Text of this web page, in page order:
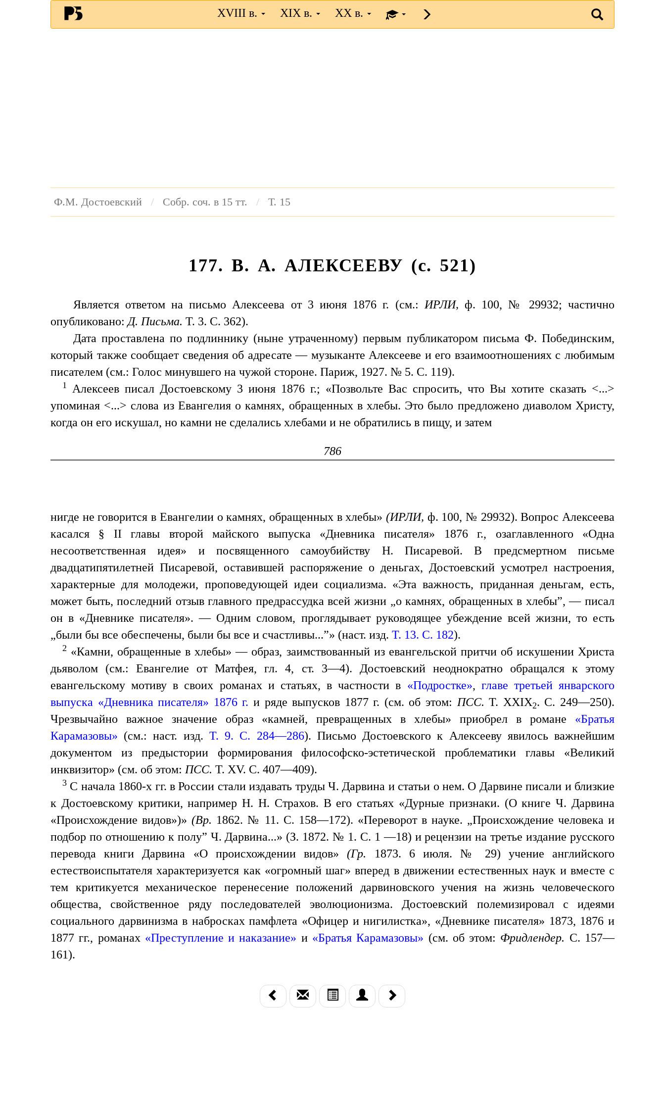
XVIII в. XIX в. XX в.
Ф.М. Достоевский Собр. соч. в 15 тт. Т. 15
177. В. А. АЛЕКСЕЕВУ (с. 521)
Является ответом на письмо Алексеева от 3 июня 1876 г. (см.: ИРЛИ,ф. 100, № 29932; частично
опубликовано: Д. Письма. Т. 3. С. 362).
Дата проставлена по подлиннику (ныне утраченному) первым публикатором письма Ф. Побединским,
который также сообщает сведения об адресате — музыканте Алексееве и его взаимоотношениях с любимым
писателем (см.: Голос минувшего на чужой стороне. Париж, 1927. № 5. С. 119).
1
Алексеев писал Достоевскому 3 июня 1876 г.; «Позвольте Вас спросить, что Вы хотите сказать <...>
упоминая <...> слова из Евангелия о камнях, обращенных в хлебы. Это было предложено диаволом Христу,
когда он его искушал, но камни не сделались хлебами и не обратились в пищу, и затем
786
нигде не говорится в Евангелии о камнях, обращенных в хлебы»(ИРЛИ, ф. 100, № 29932). Вопрос Алексеева
касался § II главы второй майского выпуска «Дневника писателя» 1876 г., озаглавленного «Одна
несоответственная идея» и посвященного самоубийству Н. Писаревой. В предсмертном письме
двадцатипятилетней Писаревой, оставившей распоряжение о деньгах, Достоевский усмотрел настроения,
характерные для молодежи, проповедующей идеи социализма. «Эта важность, приданная деньгам, есть,
может быть, последний отзыв главного предрассудка всей жизни „о камнях, обращенных в хлебы”, — писал
он в «Дневнике писателя». — Одним словом, проглядывает руководящее убеждение всей жизни, то есть
„были бы все обеспечены, были бы все и счастливы...”» (наст. изд. Т. 13. С. 182).
2 «Камни, обращенные в хлебы» — образ, заимствованный из евангельской притчи об искушении Христа
дьяволом (см.: Евангелие от Матфея, гл. 4, ст. 3—4). Достоевский неоднократно обращался к этому
евангельскому мотиву в своих романах и статьях, в частности в «Подростке», главе третьей январского
выпуска «Дневника писателя» 1876 г. и ряде выпусков 1877 г. (см. об этом: ПСС.Т. ХХIХ2. С. 249—250).
Чрезвычайно важное значение образ «камней, превращенных в хлебы» приобрел в романе «Братья
Карамазовы» (см.: наст. изд. Т. 9. С. 284—286). Письмо Достоевского к Алексееву явилось важнейшим
документом из предыстории формирования философско-эстетической проблематики главы «Великий
инквизитор» (см. об этом: ПСС. Т. XV. С. 407—409).
3 С начала 1860-х гг. в России стали издавать труды Ч. Дарвина и статьи о нем. О Дарвине писали и близкие
к Достоевскому критики, например Н. Н. Страхов. В его статьях «Дурные признаки. (О книге Ч. Дарвина
«Происхождение видов»)» (Вр. 1862. № 11. С. 158—172). «Переворот в науке. „Происхождение человека и
подбор по отношению к полу” Ч. Дарвина...» (З. 1872. № 1. С. 1 —18) и рецензии на третье издание русского
перевода книги Дарвина «О происхождении видов»(Гр. 1873. 6 июля. № 29) учение английского
естествоиспытателя характеризуется как «огромный шаг» вперед в движении естественных наук и вместе с
тем критикуется механическое перенесение положений дарвиновского учения на жизнь человеческого
общества, свойственное ряду последователей эволюционизма. Достоевский полемизировал с идеями
социального дарвинизма в набросках памфлета «Офицер и нигилистка», «Дневнике писателя» 1873, 1876 и
1877 гг., романах «Преступление и наказание» и «Братья Карамазовы» (см. об этом: Фридлендер. С. 157—
161).